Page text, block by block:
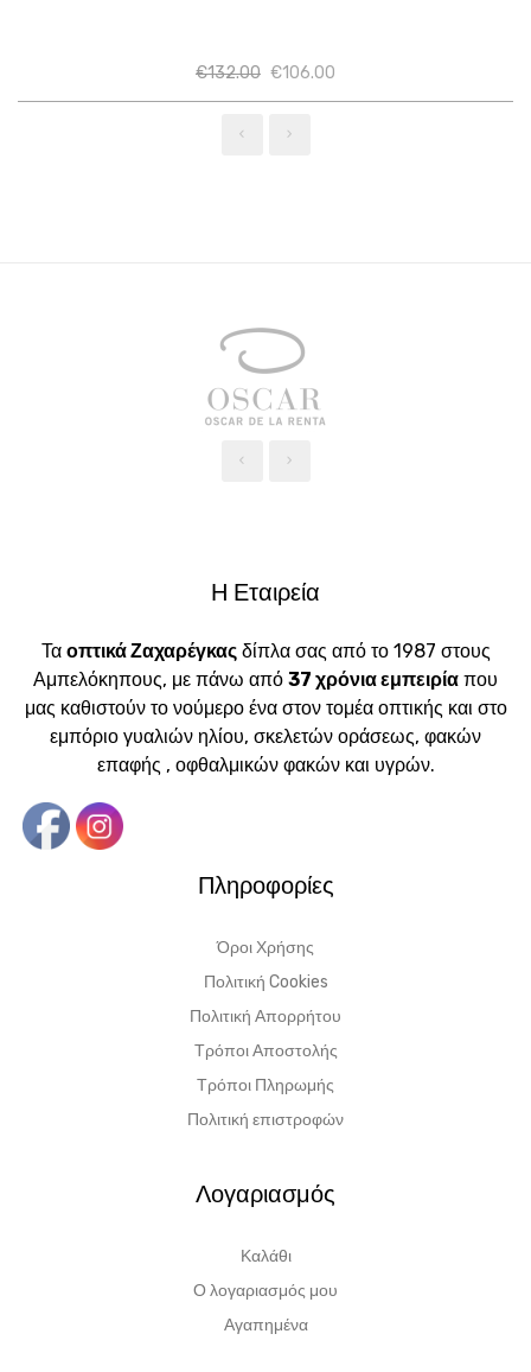
€132.00 Ποσότητα
€106.00
Η Εταιρεία
Τα οπτικά Ζαχαρέγκαςδίπλα σας από το 1987 στους
Αμπελόκηπους, με πάνω από 37 χρόνια εμπειρία που
μας καθιστούν το νούμερο ένα στον τομέα οπτικής και στο
εμπόριο γυαλιών ηλίου, σκελετών οράσεως, φακών
επαφής , οφθαλμικών φακών και υγρών.
Πληροφορίες
Όροι Χρήσης
Πολιτική Cookies
Πολιτική Απορρήτου
Τρόποι Αποστολής
Τρόποι Πληρωμής
Πολιτική επιστροφών
Λογαριασμός
Καλάθι
Ο λογαριασμός μου
Αγαπημένα